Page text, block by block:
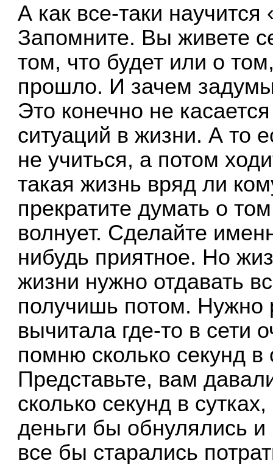
А как все-таки
Запомните. Вы живете
том, что будет или о
прошло. И зачем
Это конечно не
ситуаций в жизни. А то
не учиться, а потом
такая жизнь вряд ли
прекратите думать о
волнует. Сделайте
нибудь приятное. Но
жизни нужно отдавать
получишь потом. Нужно
вычитала где-то в сети
помню сколько секунд
Представьте, вам
сколько секунд в
деньги бы обнулялись
все бы старались